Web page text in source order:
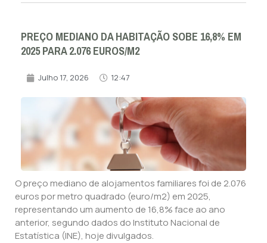
PREÇO MEDIANO DA HABITAÇÃO SOBE 16,8% EM
2025 PARA 2.076 EUROS/M2
Julho 17, 2026 12:47
O preço mediano de alojamentos familiares foi de 2.076
euros por metro quadrado (euro/m2) em 2025,
representando um aumento de 16,8% face ao ano
anterior, segundo dados do Instituto Nacional de
Estatística (INE), hoje divulgados.